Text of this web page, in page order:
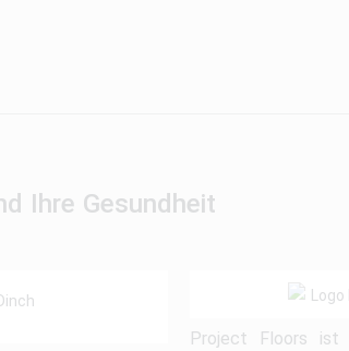
Ihre Gesundheit
Project Floors ist